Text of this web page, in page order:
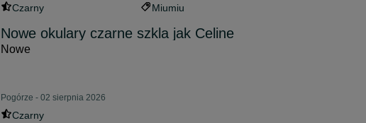
Czarny Miumiu
Nowe okulary czarne szkla jak Celine
Nowe
Pogórze - 02 sierpnia 2026
Czarny